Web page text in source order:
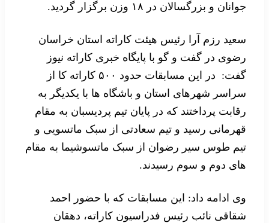
جوانان و بزرگسالان در ۱۸ وزن برگزار گردید.
سعید رزم آرا رئیس هیئت کاراته استان خراسان
رضوی در گفت و گو با پایگاه خبری کاراته نیوز
گفت: در این مسابقات حدود ۵۰۰ کاراته کا از
سراسر شهرهای استان و باشگاه ها با یکدیگر به
رقابت پرداختند که در پایان تیم پردیسبان به مقام
قهرمانی رسید و تیم سعادتی از سبک ماتسویی و
تیم طوس سیر رضوان از سبک ماتسوشیما به مقام
های دوم و سوم رسیدند.
وی ادامه داد: این مسابقات که با حضور احمد
شقاقی نائب رئیس فدراسیون کاراته، دهقان